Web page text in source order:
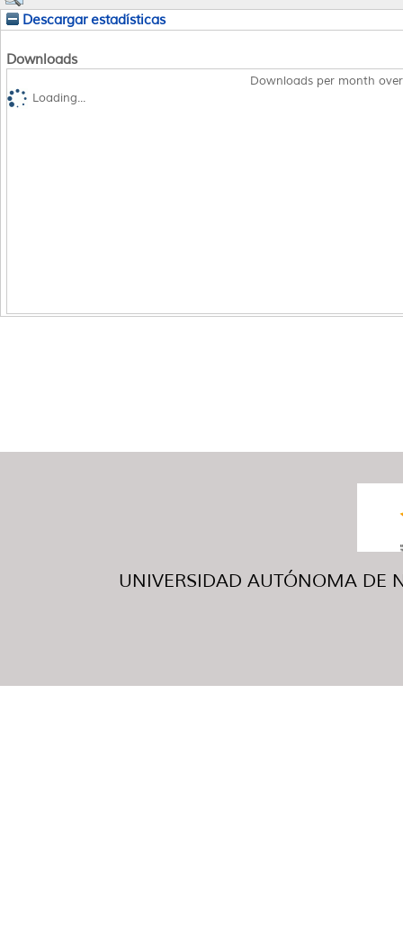
Descargar estadísticas
Downloads
Downloads per month
Loading...
UNIVERSIDAD AUTÓNOMA DE